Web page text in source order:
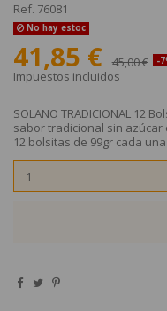
Ref. 76081
No hay estoc
41,85 € 45,00 € -
Impuestos incluidos
SOLANO TRADICIONAL 12
sabor tradicional sin
12 bolsitas de 99gr cada